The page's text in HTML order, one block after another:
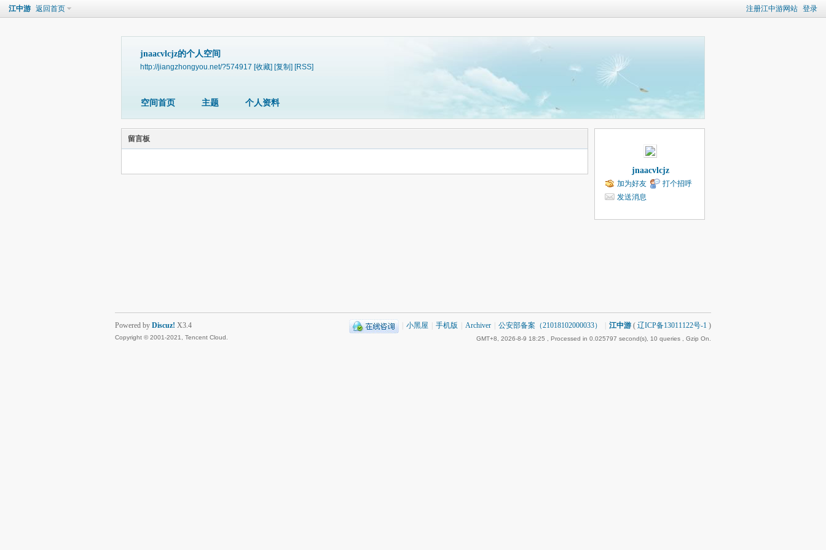
注册江中游网站 登录
江中游 返回首页
jnaacvlcjz的个人空间
http://jiangzhongyou.net/?574917 [收藏] [复制] [RSS]
空间首页 主题 个人资料
留言板
jnaacvlcjz
加为好友
打个招呼
发送消息
小黑屋 手机版 Archiver 公安部备案（21018102000033） 江中游 ( 辽ICP备13011122号-1 )
GMT+8, 2026-8-9 18:25 , Processed in 0.025797 second(s), 10 queries , Gzip On.
Powered by Discuz! X3.4
Copyright © 2001-2021, Tencent Cloud.